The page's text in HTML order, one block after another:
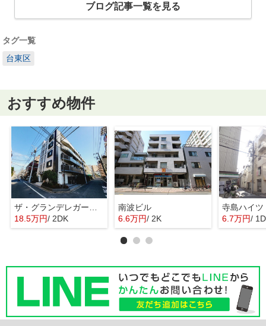
ブログ記事一覧を見る
タグ一覧
台東区
おすすめ物件
18.5万円/ 2DK
南波ビル
6.6万円/ 2K
寺島ハイツ
6.7万円/